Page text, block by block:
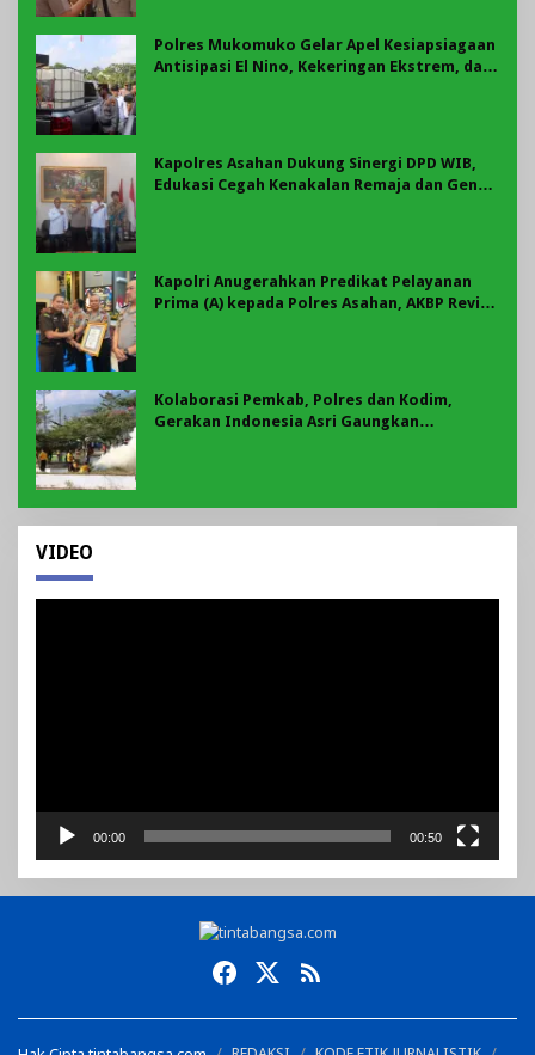
Polres Mukomuko Gelar Apel Kesiapsiagaan
Antisipasi El Nino, Kekeringan Ekstrem, dan
Kapolres Asahan Dukung Sinergi DPD WIB,
Edukasi Cegah Kenakalan Remaja dan Geng
Kapolri Anugerahkan Predikat Pelayanan
Prima (A) kepada Polres Asahan, AKBP Revi
Kolaborasi Pemkab, Polres dan Kodim,
Gerakan Indonesia Asri Gaungkan
VIDEO
00:00 00:50